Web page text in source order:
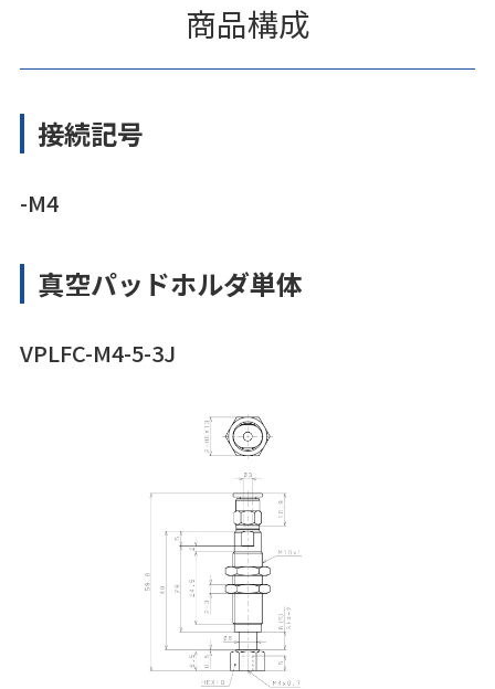
商品構成
接続記号
-M4
真空パッドホルダ単体
VPLFC-M4-5-3J